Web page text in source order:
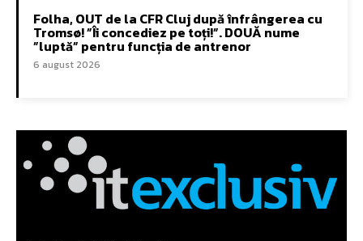
Folha, OUT de la CFR Cluj după înfrângerea cu
Tromsø! ”Îi concediez pe toți!”. DOUĂ nume
”luptă” pentru funcția de antrenor
6 august 2026